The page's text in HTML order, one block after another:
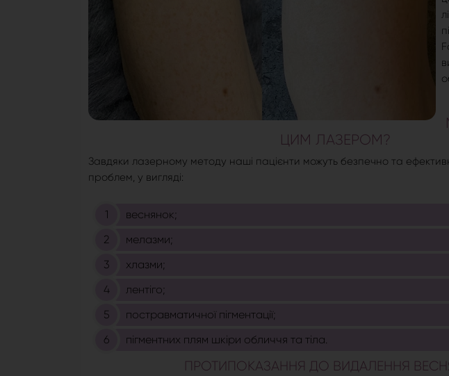
ЦИМ ЛАЗЕРОМ?
Завдяки лазерному методу наші пацієнти можуть безпечно та
проблем, у вигляді:
веснянок;
мелазми;
хлазми;
лентіго;
постравматичної пігментації;
пігментних плям шкіри обличчя та тіла.
ПРОТИПОКАЗАННЯ ДО ВИДАЛЕННЯ